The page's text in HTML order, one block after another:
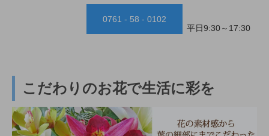
0761 - 58 - 0102
平日9:30～17:30
こだわりのお花で生活に彩を